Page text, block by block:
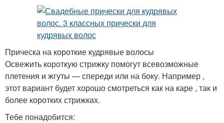
Прическа на короткие кудрявые волосы
Освежить короткую стрижку помогут всевозможные
плетения и жгуты — спереди или на боку. Например ,
этот вариант будет хорошо смотреться как на каре , так и
более коротких стрижках.
Тебе понадобится: